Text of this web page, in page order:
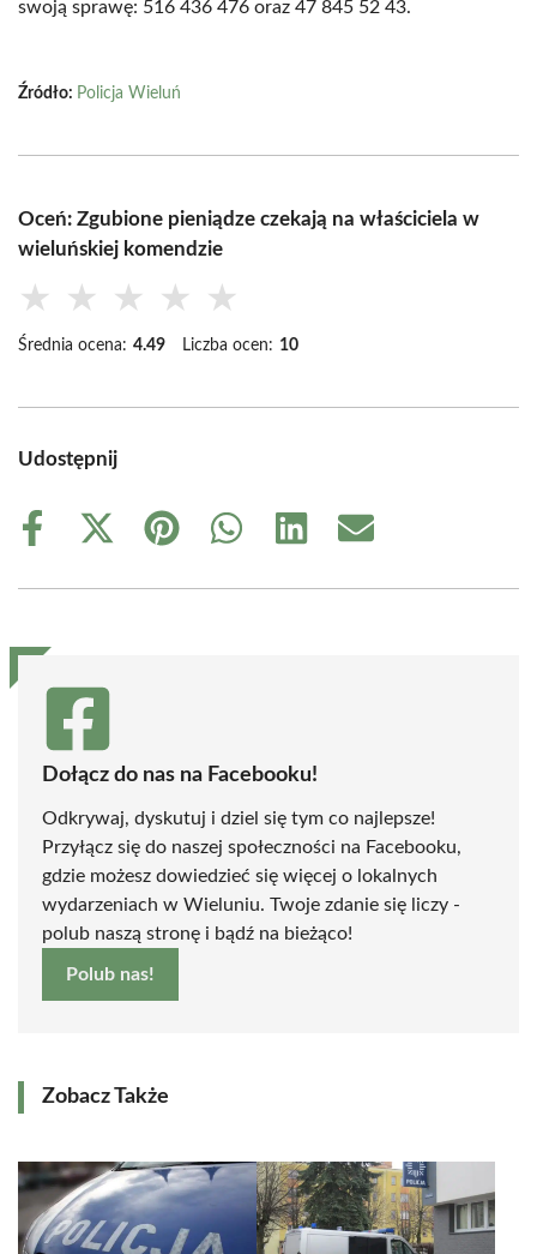
swoją sprawę: 516 436 476 oraz 47 845 52 43.
Źródło: Policja Wieluń
Oceń: Zgubione pieniądze czekają na właściciela w
wieluńskiej komendzie
★ ★ ★ ★ ★
Średnia ocena: 4.49 Liczba ocen: 10
Udostępnij
Share
Share
(Twitter)
Share
Share
Share
Share
Dołącz do nas na Facebooku!
Odkrywaj, dyskutuj i dziel się tym co najlepsze!
Przyłącz się do naszej społeczności na Facebooku,
gdzie możesz dowiedzieć się więcej o lokalnych
wydarzeniach w Wieluniu. Twoje zdanie się liczy -
polub naszą stronę i bądź na bieżąco!
Polub nas!
Zobacz Także